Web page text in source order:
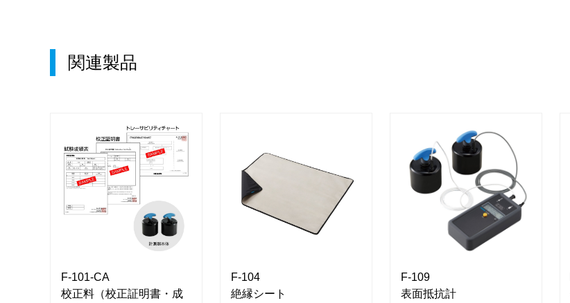
関連製品
F-101-CA
校正料（校正証明書・成
F-104
絶縁シート
F-109
表面抵抗計